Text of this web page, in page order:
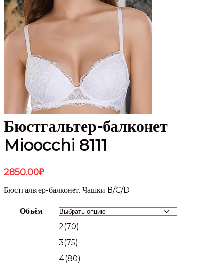
Бюстгальтер-балконет
Mioocchi 8111
2850.00₽
Бюстгальтер-балконет. Чашки B/C/D
Объём
2(70)
3(75)
4(80)